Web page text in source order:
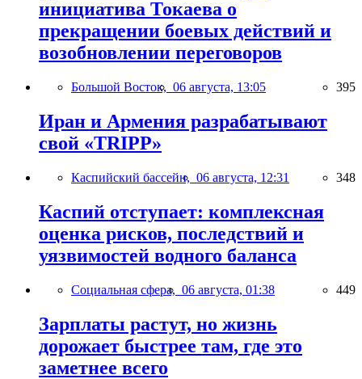
инициатива Токаева о
прекращении боевых действий и
возобновлении переговоров
Большой Восток, 06 августа, 13:05 395
Иран и Армения разрабатывают
свой «TRIPP»
Каспийский бассейн, 06 августа, 12:31 348
Каспий отступает: комплексная
оценка рисков, последствий и
уязвимостей водного баланса
Социальная сфера, 06 августа, 01:38 449
Зарплаты растут, но жизнь
дорожает быстрее там, где это
заметнее всего